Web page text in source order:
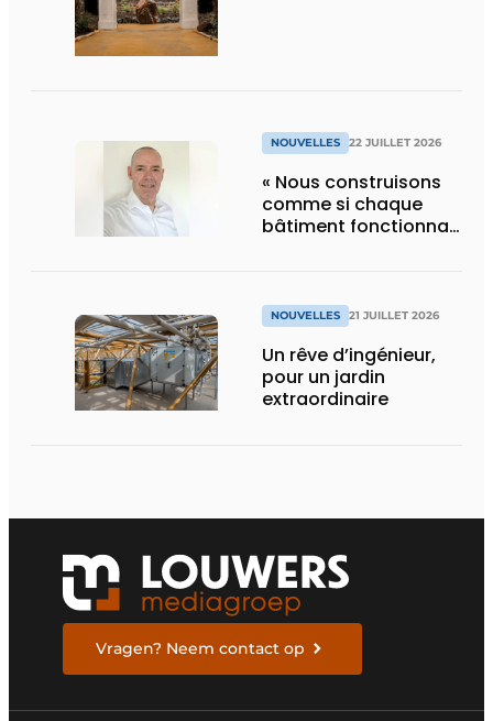
NOUVELLES 22 JUILLET 2026
« Nous construisons
comme si chaque
bâtiment fonctionnait
» NOUVELLES 21 JUILLET 2026
Un rêve d’ingénieur,
pour un jardin
extraordinaire
Vragen? Neem contact op